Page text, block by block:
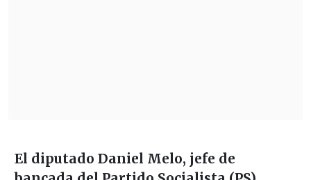
El diputado Daniel Melo, jefe de